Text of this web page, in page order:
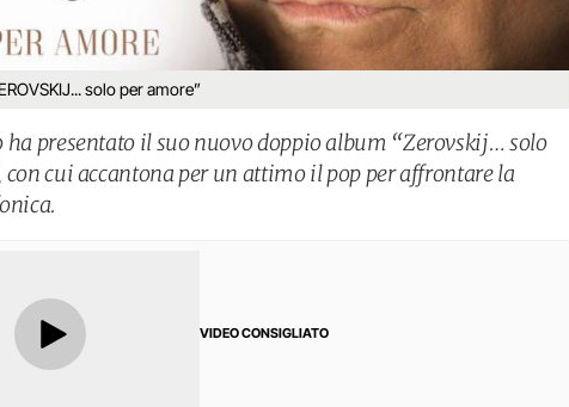
solo per amore”
ha presentato il suo nuovo doppio album “Zerovskij… solo
con cui accantona per un attimo il pop per affrontare la
VIDEO CONSIGLIATO